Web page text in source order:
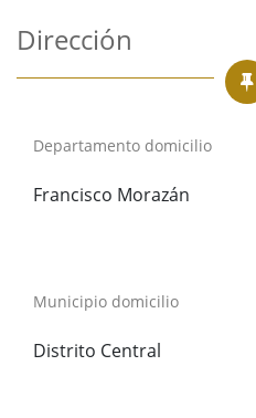
Dirección
Departamento domicilio
Francisco Morazán
Municipio domicilio
Distrito Central